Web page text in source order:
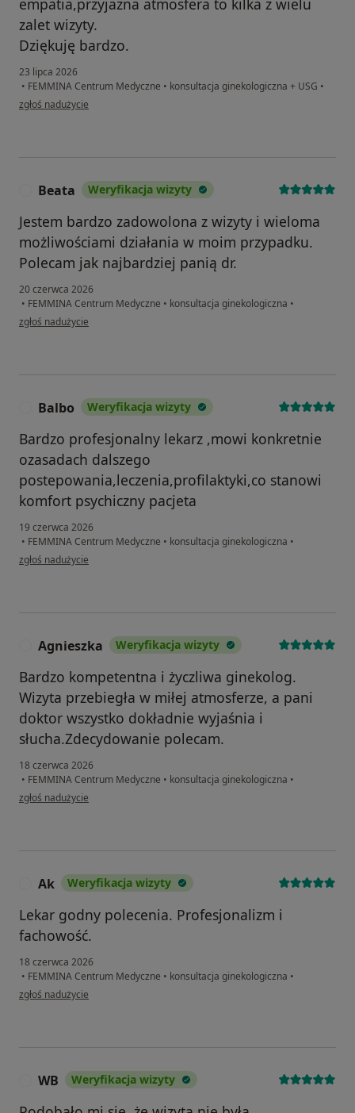
empatia,przyjazna atmosfera to kilka z wielu
zalet wizyty.
Dziękuję bardzo.
23 lipca 2026
• FEMMINA Centrum Medyczne • konsultacja ginekologiczna + USG •
w opinii użytkownika Ela
zgłoś nadużycie
Beata Weryfikacja wizyty
Jestem bardzo zadowolona z wizyty i wieloma
możliwościami działania w moim przypadku.
Polecam jak najbardziej panią dr.
20 czerwca 2026
• FEMMINA Centrum Medyczne • konsultacja ginekologiczna •
w opinii użytkownika Beata
zgłoś nadużycie
Balbo Weryfikacja wizyty
Bardzo profesjonalny lekarz ,mowi konkretnie
ozasadach dalszego
postepowania,leczenia,profilaktyki,co stanowi
komfort psychiczny pacjeta
19 czerwca 2026
• FEMMINA Centrum Medyczne • konsultacja ginekologiczna •
w opinii użytkownika Balbo
zgłoś nadużycie
Agnieszka Weryfikacja wizyty
Bardzo kompetentna i życzliwa ginekolog.
Wizyta przebiegła w miłej atmosferze, a pani
doktor wszystko dokładnie wyjaśnia i
słucha.Zdecydowanie polecam.
18 czerwca 2026
• FEMMINA Centrum Medyczne • konsultacja ginekologiczna •
w opinii użytkownika Agnieszka
zgłoś nadużycie
Ak Weryfikacja wizyty
Lekar godny polecenia. Profesjonalizm i
fachowość.
18 czerwca 2026
• FEMMINA Centrum Medyczne • konsultacja ginekologiczna •
w opinii użytkownika Ak
zgłoś nadużycie
WB Weryfikacja wizyty